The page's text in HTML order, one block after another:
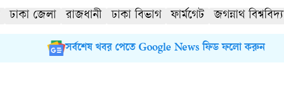
ঢাকা জেলা রাজধানী ঢাকা বিভাগ ফার্মগেট জগন্নাথ
সর্বশেষ খবর পেতে Google News ফিড ফলো করুন